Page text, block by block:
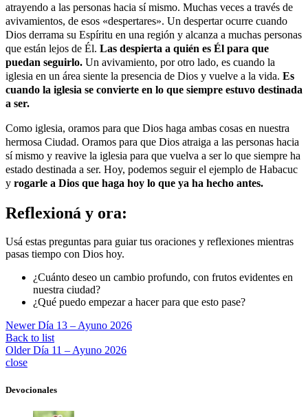
atrayendo a las personas hacia sí mismo. Muchas veces a través de
avivamientos, de esos «despertares». Un despertar ocurre cuando
Dios derrama su Espíritu en una región y alcanza a muchas personas
que están lejos de Él. Las despierta a quién es Él para que
puedan seguirlo. Un avivamiento, por otro lado, es cuando la
iglesia en un área siente la presencia de Dios y vuelve a la vida. Es
cuando la iglesia se convierte en lo que siempre estuvo destinada
a ser.
Como iglesia, oramos para que Dios haga ambas cosas en nuestra
hermosa Ciudad. Oramos para que Dios atraiga a las personas hacia
sí mismo y reavive la iglesia para que vuelva a ser lo que siempre ha
estado destinada a ser. Hoy, podemos seguir el ejemplo de Habacuc
y rogarle a Dios que haga hoy lo que ya ha hecho antes.
Reflexioná y ora:
Usá estas preguntas para guiar tus oraciones y reflexiones mientras
pasas tiempo con Dios hoy.
¿Cuánto deseo un cambio profundo, con frutos evidentes en
nuestra ciudad?
¿Qué puedo empezar a hacer para que esto pase?
Newer Día 13 – Ayuno 2026
Back to list
Older Día 11 – Ayuno 2026
close
Devocionales